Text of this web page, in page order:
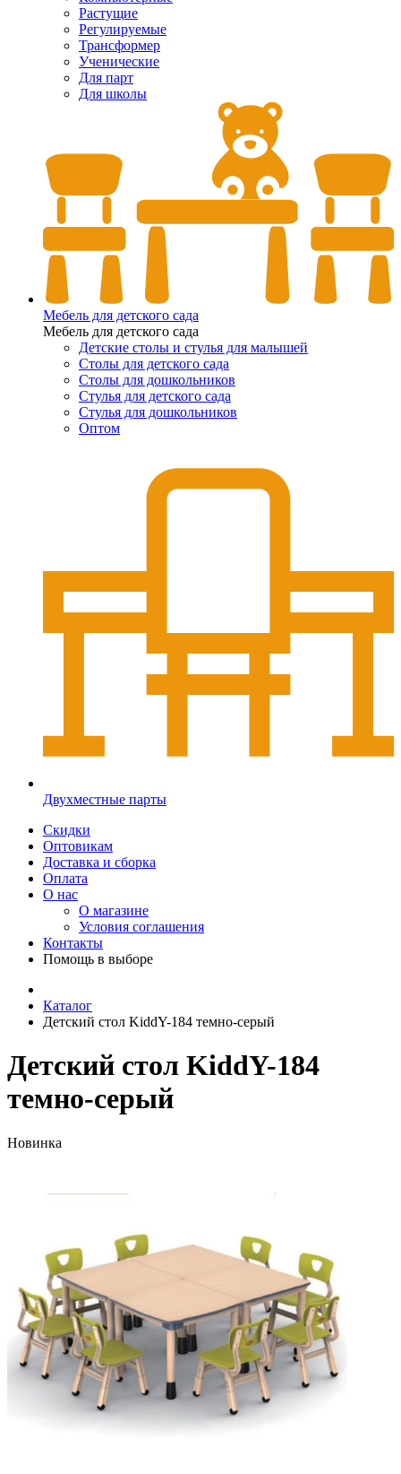
Растущие
Регулируемые
Трансформер
Ученические
Для парт
Для школы
Мебель для детского сада
Мебель для детского сада
Детские столы и стулья для малышей
Столы для детского сада
Столы для дошкольников
Стулья для детского сада
Стулья для дошкольников
Оптом
Двухместные парты
Скидки
Оптовикам
Доставка и сборка
Оплата
О нас
О магазине
Условия соглашения
Контакты
Помощь в выборе
Каталог
Детский стол KiddY-184 темно-серый
Детский стол KiddY-184
темно-серый
Новинка